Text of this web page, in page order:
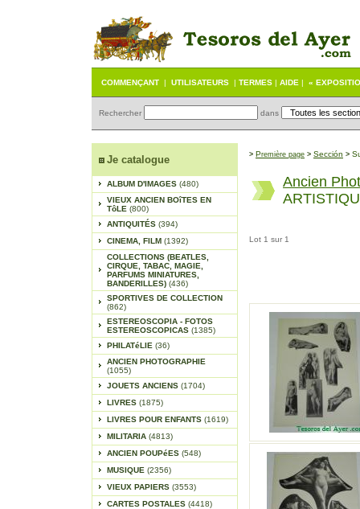
COMMENÇANT | UTILISATEURS | TERMES | AIDE | «
Rechercher dans
Je catalogue
ALBUM D'IMAGES (480)
VIEUX ANCIEN BOîTES EN
TôLE (800)
ANTIQUITÉS (394)
CINEMA, FILM (1392)
COLLECTIONS (BEATLES,
CIRQUE, TABAC, MAGIE,
PARFUMS MINIATURES,
BANDERILLES) (436)
SPORTIVES DE COLLECTION
(862)
ESTEREOSCOPIA - FOTOS
ESTEREOSCOPICAS (1385)
PHILATéLIE (36)
ANCIEN PHOTOGRAPHIE
(1055)
JOUETS ANCIENS (1704)
LIVRES (1875)
LIVRES POUR ENFANTS (1619)
MILITARIA (4813)
ANCIEN POUPéES (548)
MUSIQUE (2356)
VIEUX PAPIERS (3553)
CARTES POSTALES (4418)
> Première page > Sección >
Ancien
Lot 1 sur 1